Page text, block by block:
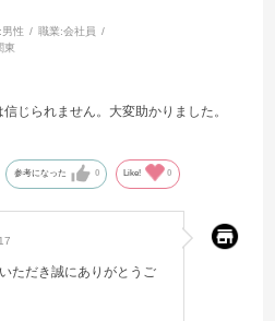
男性 職業:会社員
東
じられません。大変助かりました。
参考になった 0 Like! 0
ただき誠にありがとうご